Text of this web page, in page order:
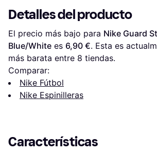
Detalles del producto
El precio más bajo para Nike Guard
Blue/White es 6,90 €. Esta es
más barata entre 8 tiendas.
Comparar:
Nike Fútbol
Nike Espinilleras
Características